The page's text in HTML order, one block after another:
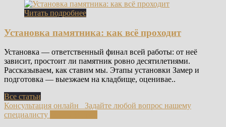
Читать подробнее
Установка памятника: как всё проходит
Установка — ответственный финал всей работы: от неё
зависит, простоит ли памятник ровно десятилетиями.
Рассказываем, как ставим мы. Этапы установки Замер и
подготовка — выезжаем на кладбище, оценивае..
Все статьи
Консультация онлайн
Задайте любой вопрос нашему
специалисту